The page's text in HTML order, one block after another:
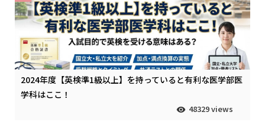
2024年度【英検準1級以上】を持っていると有利な医学部医
学科はここ！
48329 views